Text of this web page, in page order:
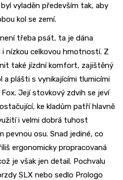
vyladěn především tak, aby
kol se zemí.
třeba psát, ta je dána
nízkou celkovou hmotností. Z
také jízdní komfort, zajištěný
a plášti s vynikajícími tlumicími
Její stovkový zdvih se jeví
ke kladům patří hlavně
i velmi dobrá tuhost
pevnou osu. Snad jediné, co
ergonomicky propracovaná
je však jen detail. Pochvalu
SLX nebo sedlo Prologo